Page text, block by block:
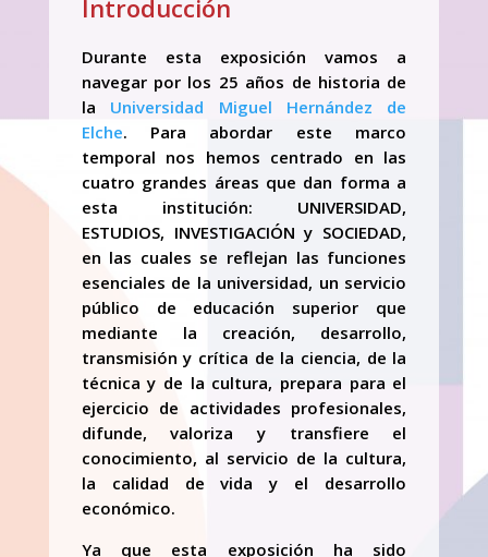
Introducción
Durante esta exposición vamos a
navegar por los 25 años de historia de
la Universidad Miguel Hernández de
Elche. Para abordar este marco
temporal nos hemos centrado en las
cuatro grandes áreas que dan forma a
esta institución: UNIVERSIDAD,
ESTUDIOS, INVESTIGACIÓN y SOCIEDAD,
en las cuales se reflejan las funciones
esenciales de la universidad, un servicio
público de educación superior que
mediante la creación, desarrollo,
transmisión y crítica de la ciencia, de la
técnica y de la cultura, prepara para el
ejercicio de actividades profesionales,
difunde, valoriza y transfiere el
conocimiento, al servicio de la cultura,
la calidad de vida y el desarrollo
económico.
Ya que esta exposición ha sido